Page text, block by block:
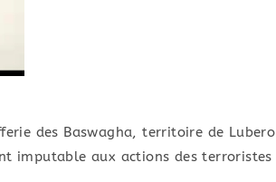
des Baswagha, territoire de Lubero
imputable aux actions des terroristes